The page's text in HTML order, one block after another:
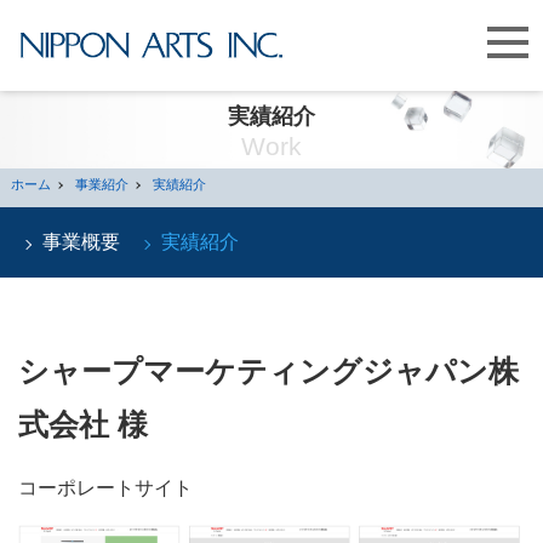
実績紹介
Work
ホーム 事業紹介 実績紹介
事業概要 実績紹介
シャープマーケティングジャパン株
式会社 様
コーポレートサイト